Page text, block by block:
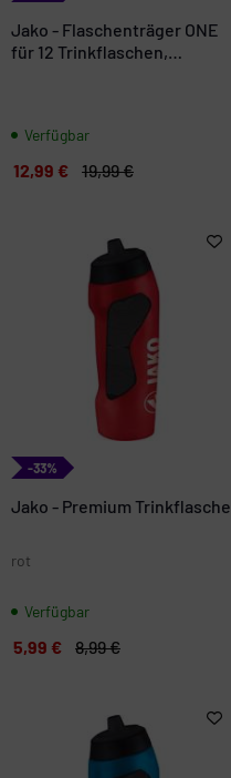
Jako - Flaschenträger ONE
für 12 Trinkflaschen,
Verfügbar
12,99 € 19,99 €
-33%
Jako - Premium Trinkflasche
rot
Verfügbar
5,99 € 8,99 €